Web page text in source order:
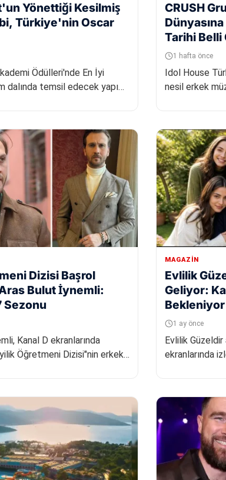
Yönettiği Kesilmiş
Türkiye'nin Oscar
Ödülleri'nde En İyi
dalında temsil edecek yapım
CRUSH
Tarihi Belli
1 hafta önce
Idol House
nesil erkek
Dizisi Başrol
Bulut İynemli:
Sezonu
Kanal D ekranlarında
Öğretmeni Dizisi"nin erkek
MAGAZIN
Evlilik
Geliyor:
Bekleniyor
1 ay önce
Evlilik Güzeldir
ekranlarında